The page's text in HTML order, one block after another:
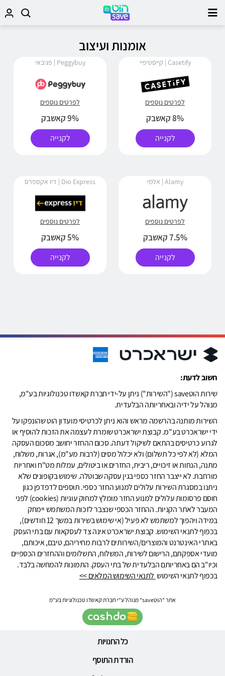
אומנות ועיצוב
Casetify | קייסטיפיי
לפרטים נוספים
8% קאשבק
לקנייה
Peggybuy | פגיבאי
לפרטים נוספים
9% קאשבק
לקנייה
Alamy | אלמי
לפרטים נוספים
7.5% קאשבק
לקנייה
Dio Express | דיו אקספרס
לפרטים נוספים
5% קאשבק
לקנייה
חשוב לדעת:
שירות הוטsave ("השירות") ניתן על-ידי חברת קאשדו טכנולוגיות בע"מ,
מנוהל על ידיה ובאחריותה הבלעדית.
השירות מותנה בהרשמה מראש והוא ניתן לכרטיסי מועדון הוט שהונפקו על
ידי ישראכרט בע"מ. קבוצת ישראכרט שומרת לעצמה את הזכות להוסיף או
לגרוע כרטיסים בהתאם לשיקול דעתה. סכום ההחזר יחושב מסכום העסקה
המלא (לא לפי כל תשלום) ולא יכלול מסים (לרבות מע"מ), אגרות, משלוח,
מתנה, הנחות או זיכויים, ריבית, החזרים או ביטולים, עמלות מט"ח ואחריות
מורחבת. לא ייצבר החזר כספי בגין עסקה שבוטלה. שימוש בקופונים שלא
ניתנו במסגרת השירות עלולים למנוע החזר כספי. תוספים לדפדפן כגון
חוסם פרסומות עלולים למנוע החזר מומלץ למחוק עוגיות (cookies) לפני
המעבר לאתר הקניות. ההחזר הכספי שנצבר לזכות המשתמש יימחק
במידה ויהפוך למשתמש לא פעיל (אי שימוש בשירות במשך 12 חודשים),
בכפוף לתנאי השימוש. קבוצת ישראכרט אינה צד לעסקאות עם בתי העסק
באתרי האינטרנט והמוצרים/השירותים לרבות מחיריהם, טיבם, איכותם,
מועדי אספקתם, הרישום לשירות, המשלוח, התשלומים וההחזרים הכספיים
וכיו"ב הם באחריותם הבלעדית של בתי העסק. התמונות להמחשה בלבד.
בכפוף לתנאי השימוש לתנאי השימוש המלאים >>
אתר "הוטsave" מנוהל ע"י חברת קאשדו טכנולוגיות בע"מ
כל החנויות
הורדת התוסף